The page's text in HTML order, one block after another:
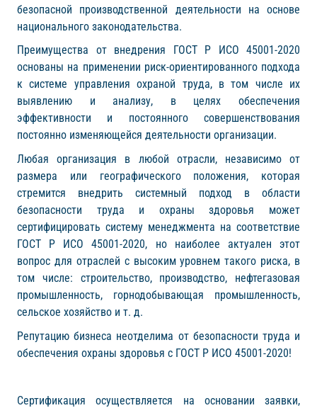
безопасной производственной деятельности на основе
национального законодательства.
Преимущества от внедрения ГОСТ Р ИСО 45001-2020
основаны на применении риск-ориентированного подхода
к системе управления охраной труда, в том числе их
выявлению и анализу, в целях обеспечения
эффективности и постоянного совершенствования
постоянно изменяющейся деятельности организации.
Любая организация в любой отрасли, независимо от
размера или географического положения, которая
стремится внедрить системный подход в области
безопасности труда и охраны здоровья может
сертифицировать систему менеджмента на соответствие
ГОСТ Р ИСО 45001-2020, но наиболее актуален этот
вопрос для отраслей с высоким уровнем такого риска, в
том числе: строительство, производство, нефтегазовая
промышленность, горнодобывающая промышленность,
сельское хозяйство и т. д.
Репутацию бизнеса неотделима от безопасности труда и
обеспечения охраны здоровья с ГОСТ Р ИСО 45001-2020!
Сертификация осуществляется на основании заявки,